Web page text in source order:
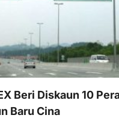
Beri Diskaun 10
Baru Cina